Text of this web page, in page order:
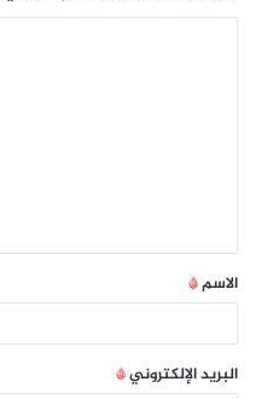
الاسم*
البريد الإلكتروني*